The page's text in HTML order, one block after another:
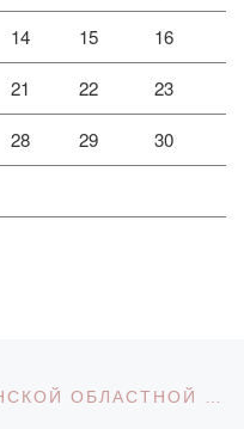
14 15 16
21 22 23
28 29 30